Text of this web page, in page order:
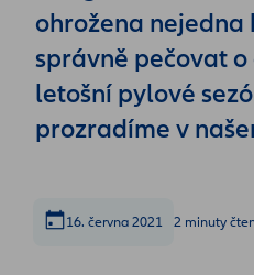
ohrožena
správně pečovat o
letošní pylové
prozradíme v
16. června 2021 2 minuty